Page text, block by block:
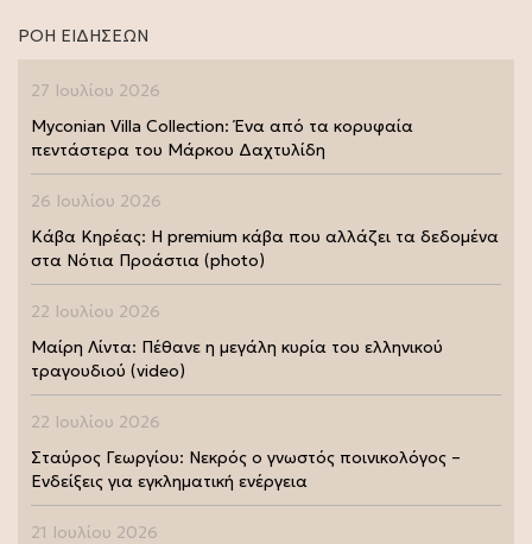
ΡΟΗ ΕΙΔΗΣΕΩΝ
27 Ιουλίου 2026
Myconian Villa Collection: Ένα από τα κορυφαία
πεντάστερα του Μάρκου Δαχτυλίδη
26 Ιουλίου 2026
Κάβα Κηρέας: Η premium κάβα που αλλάζει τα δεδομένα
στα Νότια Προάστια (photo)
22 Ιουλίου 2026
Μαίρη Λίντα: Πέθανε η μεγάλη κυρία του ελληνικού
τραγουδιού (video)
22 Ιουλίου 2026
Σταύρος Γεωργίου: Νεκρός ο γνωστός ποινικολόγος –
Ενδείξεις για εγκληματική ενέργεια
21 Ιουλίου 2026